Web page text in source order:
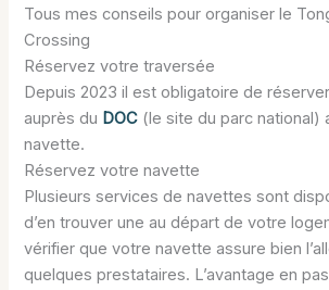
Tous mes conseils pour organiser le
Crossing
Réservez votre traversée
Depuis 2023 il est obligatoire de
auprès du DOC (le site du parc national)
navette.
Réservez votre navette
Plusieurs services de navettes sont
d’en trouver une au départ de votre
vérifier que votre navette assure bien
quelques prestataires. L’avantage en